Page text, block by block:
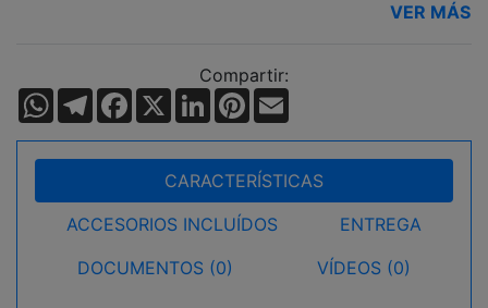
VER MÁS
Compartir:
WhatsApp
TelegramFacebook
X LinkedInPinterest
CARACTERÍSTICAS
ACCESORIOS INCLUÍDOS
ENTREGA
DOCUMENTOS (0)
VÍDEOS (0)